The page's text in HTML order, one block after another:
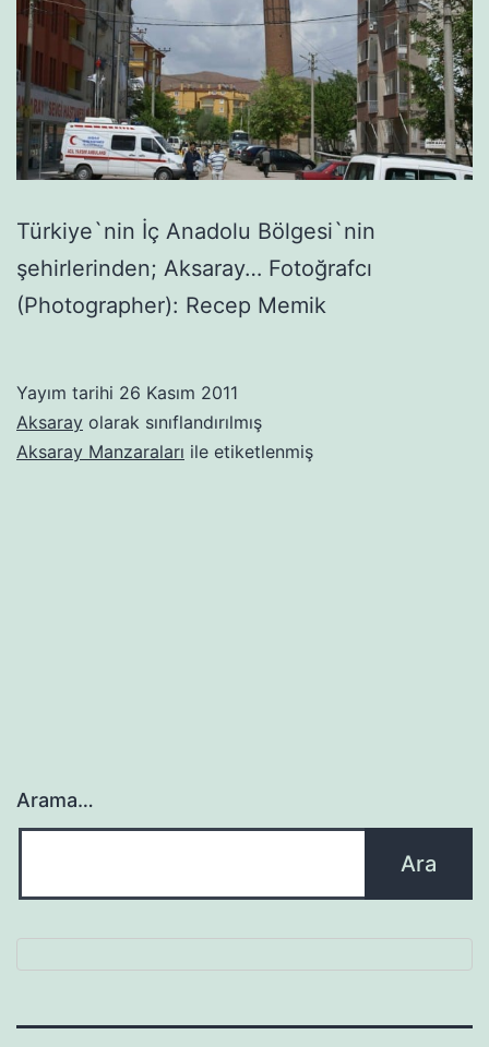
Türkiye`nin İç Anadolu Bölgesi`nin
şehirlerinden; Aksaray… Fotoğrafcı
(Photographer): Recep Memik
Yayım tarihi 26 Kasım 2011
Aksaray olarak sınıflandırılmış
Aksaray Manzaraları ile etiketlenmiş
Arama…